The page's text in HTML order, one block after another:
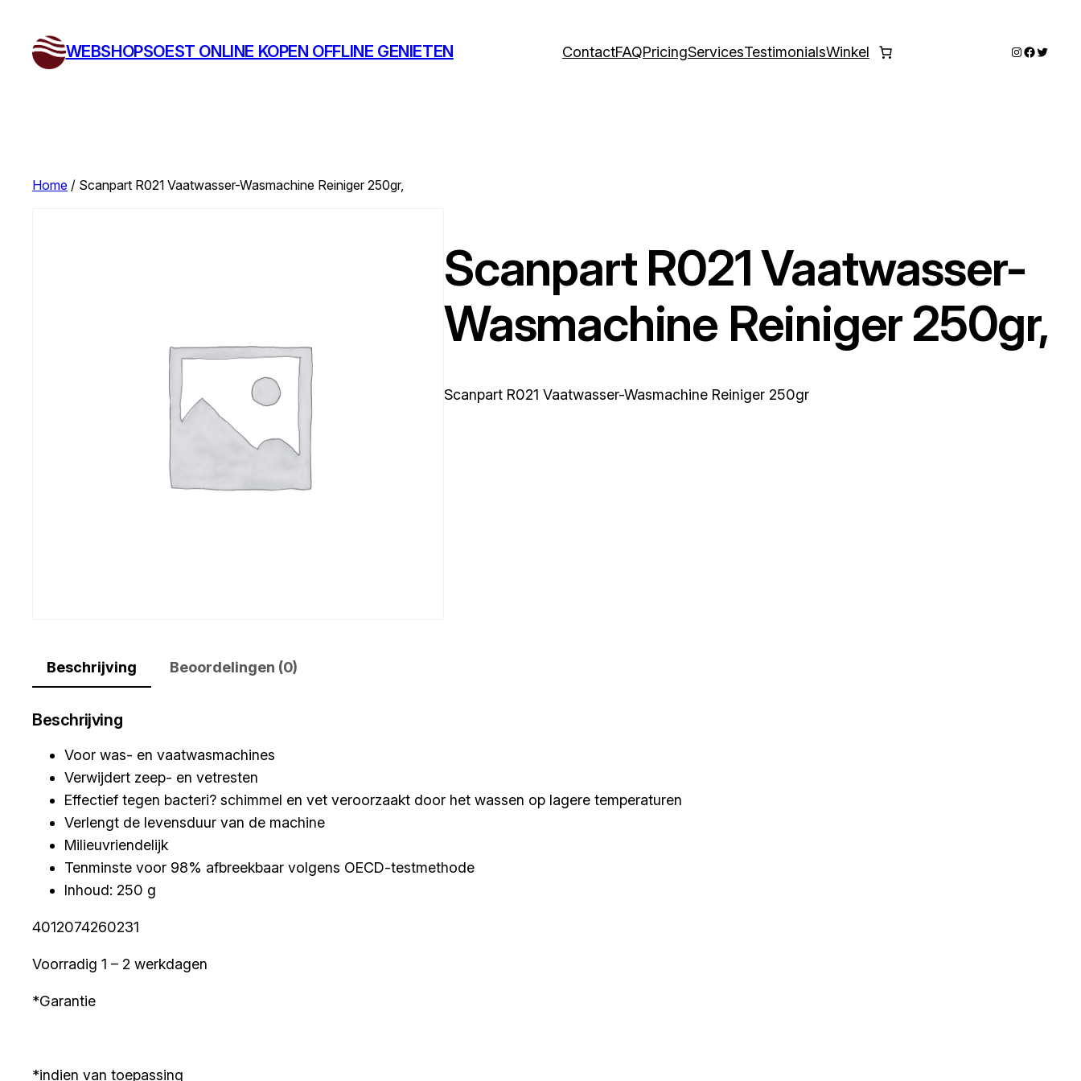
WEBSHOPSOEST ONLINE KOPEN OFFLINE GENIETEN ContactFAQPricingServicesTestimonialsWinkel Instagram
Twitter
Home / Scanpart R021 Vaatwasser-Wasmachine Reiniger 250gr,
Scanpart R021 Vaatwasser-
Wasmachine Reiniger 250gr,
Scanpart R021 Vaatwasser-Wasmachine Reiniger 250gr
Beschrijving Beoordelingen (0)
Beschrijving
Voor was- en vaatwasmachines
Verwijdert zeep- en vetresten
Effectief tegen bacteri? schimmel en vet veroorzaakt door het wassen op lagere temperaturen
Verlengt de levensduur van de machine
Milieuvriendelijk
Tenminste voor 98% afbreekbaar volgens OECD-testmethode
Inhoud: 250 g
4012074260231
Voorradig 1 – 2 werkdagen
*Garantie
*indien van toepassing